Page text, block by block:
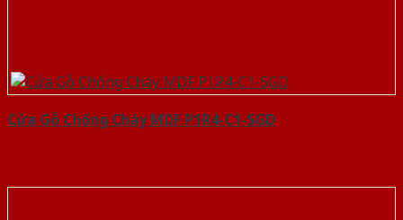
Cửa Gỗ Chống Cháy MDF P1R4-C1-SGD